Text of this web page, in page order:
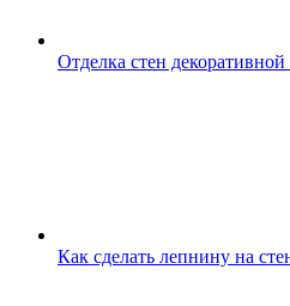
Отделка стен
Как сделать лепнину на